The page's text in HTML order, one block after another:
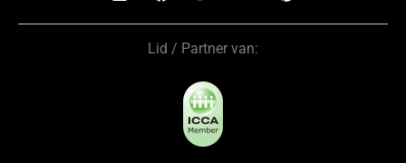
Lid / Partner van: